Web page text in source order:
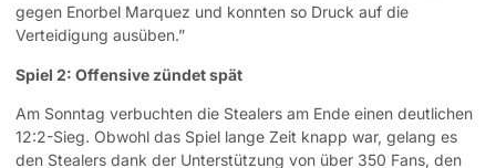
gegen Enorbel Marquez und konnten so Druck auf die
Verteidigung ausüben.”
Spiel 2: Offensive zündet spät
Am Sonntag verbuchten die Stealers am Ende einen deutlichen
12:2-Sieg. Obwohl das Spiel lange Zeit knapp war, gelang es
den Stealers dank der Unterstützung von über 350 Fans, den